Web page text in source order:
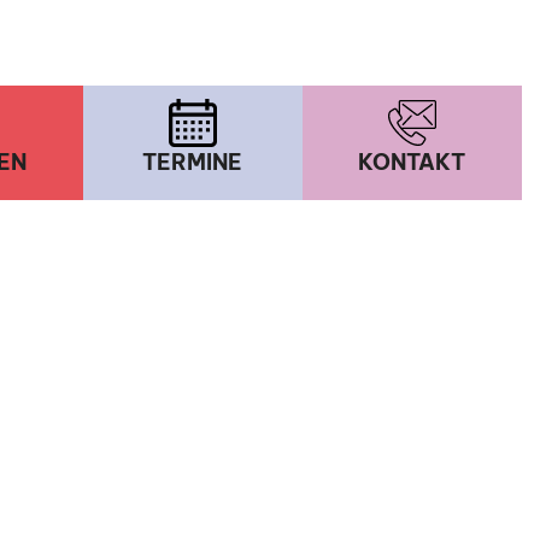
TERMINE KONTAKT